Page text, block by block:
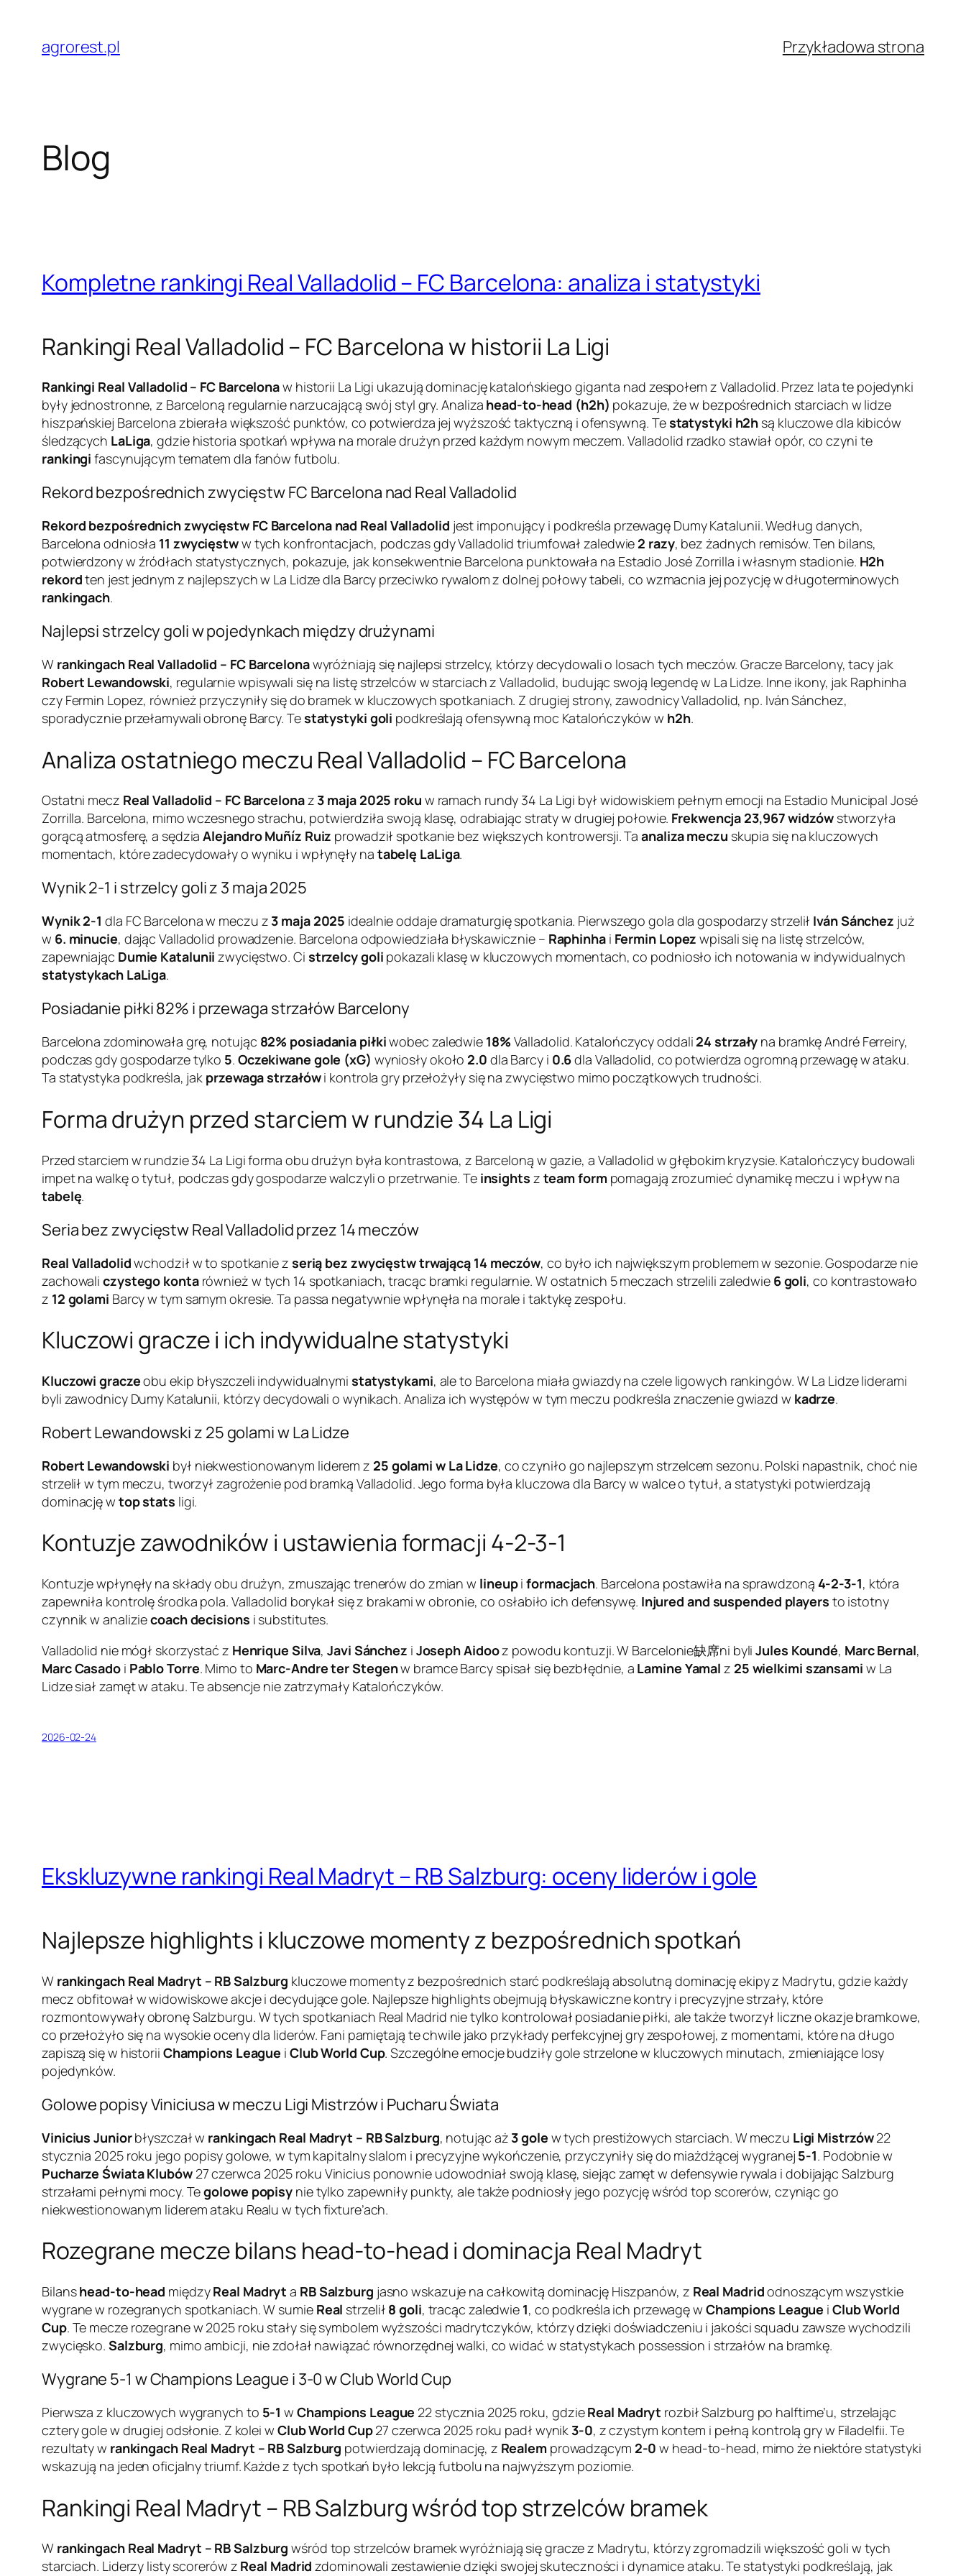
treści
agrorest.pl Przykładowa strona
Blog
Kompletne rankingi Real Valladolid – FC Barcelona: analiza i statystyki
Rankingi Real Valladolid – FC Barcelona w historii La Ligi
Rankingi Real Valladolid – FC Barcelonaw historii La Ligi ukazują dominację katalońskiego giganta nad zespołem z Valladolid. Przez lata te pojedynki
były jednostronne, z Barceloną regularnie narzucającą swój styl gry. Analiza head-to-head (h2h) pokazuje, że w bezpośrednich starciach w lidze
hiszpańskiej Barcelona zbierała większość punktów, co potwierdza jej wyższość taktyczną i ofensywną. Testatystyki h2h są kluczowe dla kibiców
śledzących LaLiga, gdzie historia spotkań wpływa na morale drużyn przed każdym nowym meczem. Valladolid rzadko stawiał opór, co czyni te
rankingi fascynującym tematem dla fanów futbolu.
Rekord bezpośrednich zwycięstw FC Barcelona nad Real Valladolid
Rekord bezpośrednich zwycięstw FC Barcelona nad Real Valladolid jest imponujący i podkreśla przewagę Dumy Katalunii. Według danych,
Barcelona odniosła 11 zwycięstww tych konfrontacjach, podczas gdy Valladolid triumfował zaledwie 2 razy, bez żadnych remisów. Ten bilans,
potwierdzony w źródłach statystycznych, pokazuje, jak konsekwentnie Barcelona punktowała na Estadio José Zorrilla i własnym stadionie. H2h
rekordten jest jednym z najlepszych w La Lidze dla Barcy przeciwko rywalom z dolnej połowy tabeli, co wzmacnia jej pozycję w długoterminowych
rankingach.
Najlepsi strzelcy goli w pojedynkach między drużynami
W rankingach Real Valladolid – FC Barcelonawyróżniają się najlepsi strzelcy, którzy decydowali o losach tych meczów. Gracze Barcelony, tacy jak
Robert Lewandowski, regularnie wpisywali się na listę strzelców w starciach z Valladolid, budując swoją legendę w La Lidze. Inne ikony, jak Raphinha
czy Fermin Lopez, również przyczyniły się do bramek w kluczowych spotkaniach. Z drugiej strony, zawodnicy Valladolid, np. Iván Sánchez,
sporadycznie przełamywali obronę Barcy. Testatystyki goli podkreślają ofensywną moc Katalończyków w h2h.
Analiza ostatniego meczu Real Valladolid – FC Barcelona
Ostatni mecz Real Valladolid – FC Barcelonaz3 maja 2025 roku w ramach rundy 34 La Ligi był widowiskiem pełnym emocji na Estadio Municipal José
Zorrilla. Barcelona, mimo wczesnego strachu, potwierdziła swoją klasę, odrabiając straty w drugiej połowie. Frekwencja 23,967 widzówstworzyła
gorącą atmosferę, a sędziaAlejandro Muñíz Ruiz prowadził spotkanie bez większych kontrowersji. Taanaliza meczu skupia się na kluczowych
momentach, które zadecydowały o wyniku i wpłynęły na tabelę LaLiga.
Wynik 2-1 i strzelcy goli z 3 maja 2025
Wynik 2-1 dla FC Barcelona w meczu z3 maja 2025 idealnie oddaje dramaturgię spotkania. Pierwszego gola dla gospodarzy strzelił Iván Sánchez już
w 6. minucie, dając Valladolid prowadzenie. Barcelona odpowiedziała błyskawicznie – Raphinhai Fermin Lopez wpisali się na listę strzelców,
zapewniając Dumie Katalunii zwycięstwo. Ci strzelcy goli pokazali klasę w kluczowych momentach, co podniosło ich notowania w indywidualnych
statystykach LaLiga.
Posiadanie piłki 82% i przewaga strzałów Barcelony
Barcelona zdominowała grę, notując 82% posiadania piłkiwobec zaledwie 18% Valladolid. Katalończycy oddali 24 strzały na bramkę André Ferreiry,
podczas gdy gospodarze tylko 5. Oczekiwane gole (xG) wyniosły około 2.0 dla Barcy i 0.6dla Valladolid, co potwierdza ogromną przewagę w ataku.
Ta statystyka podkreśla, jak przewaga strzałówi kontrola gry przełożyły się na zwycięstwo mimo początkowych trudności.
Forma drużyn przed starciem w rundzie 34 La Ligi
Przed starciem w rundzie 34 La Ligi forma obu drużyn była kontrastowa, z Barceloną w gazie, a Valladolid w głębokim kryzysie. Katalończycy budowali
impet na walkę o tytuł, podczas gdy gospodarze walczyli o przetrwanie. Te insights z team formpomagają zrozumieć dynamikę meczu i wpływ na
tabelę.
Seria bez zwycięstw Real Valladolid przez 14 meczów
Real Valladolidwchodził w to spotkanie z serią bez zwycięstw trwającą 14 meczów, co było ich największym problemem w sezonie. Gospodarze nie
zachowaliczystego kontarównież w tych 14 spotkaniach, tracąc bramki regularnie. W ostatnich 5 meczach strzelili zaledwie 6 goli, co kontrastowało
z 12 golami Barcy w tym samym okresie. Ta passa negatywnie wpłynęła na morale i taktykę zespołu.
Kluczowi gracze i ich indywidualne statystyki
Kluczowi graczeobu ekip błyszczeli indywidualnymi statystykami, ale to Barcelona miała gwiazdy na czele ligowych rankingów. W La Lidze liderami
byli zawodnicy Dumy Katalunii, którzy decydowali o wynikach. Analiza ich występów w tym meczu podkreśla znaczenie gwiazd w kadrze.
Robert Lewandowski z 25 golami w La Lidze
Robert Lewandowski był niekwestionowanym liderem z 25 golami w La Lidze, co czyniło go najlepszym strzelcem sezonu. Polski napastnik, choć nie
strzelił w tym meczu, tworzył zagrożenie pod bramką Valladolid. Jego forma była kluczowa dla Barcy w walce o tytuł, a statystyki potwierdzają
dominację w top stats ligi.
Kontuzje zawodników i ustawienia formacji 4-2-3-1
Kontuzje wpłynęły na składy obu drużyn, zmuszając trenerów do zmian w lineupiformacjach. Barcelona postawiła na sprawdzoną 4-2-3-1, która
zapewniła kontrolę środka pola. Valladolid borykał się z brakami w obronie, co osłabiło ich defensywę. Injured and suspended players to istotny
czynnik w analiziecoach decisions i substitutes.
Valladolid nie mógł skorzystać z Henrique Silva,Javi Sánchez i Joseph Aidooz powodu kontuzji. W Barcelonie缺席ni byliJules Koundé, Marc Bernal,
Marc Casadoi Pablo Torre. Mimo to Marc-Andre ter Stegenw bramce Barcy spisał się bezbłędnie, a Lamine Yamal z 25 wielkimi szansami w La
Lidze siał zamęt w ataku. Te absencje nie zatrzymały Katalończyków.
2026-02-24
Ekskluzywne rankingi Real Madryt – RB Salzburg: oceny liderów i gole
Najlepsze highlights i kluczowe momenty z bezpośrednich spotkań
W rankingach Real Madryt – RB Salzburg kluczowe momenty z bezpośrednich starć podkreślają absolutną dominację ekipy z Madrytu, gdzie każdy
mecz obfitował w widowiskowe akcje i decydujące gole. Najlepsze highlights obejmują błyskawiczne kontry i precyzyjne strzały, które
rozmontowywały obronę Salzburgu. W tych spotkaniach Real Madrid nie tylko kontrolował posiadanie piłki, ale także tworzył liczne okazje bramkowe,
co przełożyło się na wysokie oceny dla liderów. Fani pamiętają te chwile jako przykłady perfekcyjnej gry zespołowej, z momentami, które na długo
zapiszą się w historii Champions League i Club World Cup. Szczególne emocje budziły gole strzelone w kluczowych minutach, zmieniające losy
pojedynków.
Golowe popisy Viniciusa w meczu Ligi Mistrzów i Pucharu Świata
Vinicius Juniorbłyszczał w rankingach Real Madryt – RB Salzburg, notując aż3 gole w tych prestiżowych starciach. W meczu Ligi Mistrzów22
stycznia 2025 roku jego popisy golowe, w tym kapitalny slalom i precyzyjne wykończenie, przyczyniły się do miażdżącej wygranej 5-1. Podobnie w
Pucharze Świata Klubów27 czerwca 2025 roku Vinicius ponownie udowodniał swoją klasę, siejąc zamęt w defensywie rywala i dobijając Salzburg
strzałami pełnymi mocy. Tegolowe popisy nie tylko zapewniły punkty, ale także podniosły jego pozycję wśród top scorerów, czyniąc go
niekwestionowanym liderem ataku Realu w tych fixture’ach.
Rozegrane mecze bilans head-to-head i dominacja Real Madryt
Bilanshead-to-head międzyReal Madryt a RB Salzburg jasno wskazuje na całkowitą dominację Hiszpanów, z Real Madridodnoszącym wszystkie
wygrane w rozegranych spotkaniach. W sumie Real strzelił 8 goli, tracąc zaledwie 1, co podkreśla ich przewagę w Champions League i Club World
Cup. Te mecze rozegrane w 2025 roku stały się symbolem wyższości madrytczyków, którzy dzięki doświadczeniu i jakości squadu zawsze wychodzili
zwycięsko. Salzburg, mimo ambicji, nie zdołał nawiązać równorzędnej walki, co widać w statystykach possession i strzałów na bramkę.
Wygrane 5-1 w Champions League i 3-0 w Club World Cup
Pierwsza z kluczowych wygranych to 5-1 w Champions League 22 stycznia 2025 roku, gdzieReal Madryt rozbił Salzburg po halftime’u, strzelając
cztery gole w drugiej odsłonie. Z kolei w Club World Cup27 czerwca 2025 roku padł wynik3-0, z czystym kontem i pełną kontrolą gry w Filadelfii. Te
rezultaty w rankingach Real Madryt – RB Salzburg potwierdzają dominację, z Realemprowadzącym 2-0 w head-to-head, mimo że niektóre statystyki
wskazują na jeden oficjalny triumf. Każde z tych spotkań było lekcją futbolu na najwyższym poziomie.
Rankingi Real Madryt – RB Salzburg wśród top strzelców bramek
W rankingach Real Madryt – RB Salzburg wśród top strzelców bramek wyróżniają się gracze z Madrytu, którzy zgromadzili większość goli w tych
starciach. Liderzy listy scorerów z Real Madrid zdominowali zestawienie dzięki swojej skuteczności i dynamice ataku. Te statystyki podkreślają, jak